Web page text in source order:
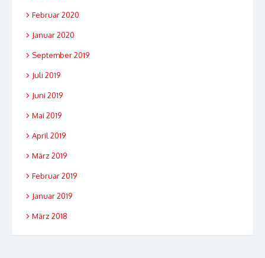
Februar 2020
Januar 2020
September 2019
Juli 2019
Juni 2019
Mai 2019
April 2019
März 2019
Februar 2019
Januar 2019
März 2018